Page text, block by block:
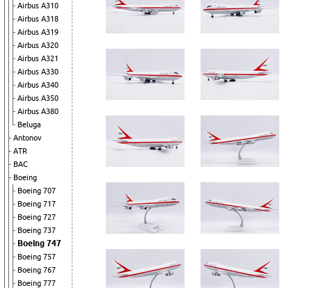
Airbus A310
Airbus A318
Airbus A319
Airbus A320
Airbus A321
Airbus A330
Airbus A340
Airbus A350
Airbus A380
Beluga
Antonov
ATR
BAC
Boeing
Boeing 707
Boeing 717
Boeing 727
Boeing 737
Boeing 747
Boeing 757
Boeing 767
Boeing 777